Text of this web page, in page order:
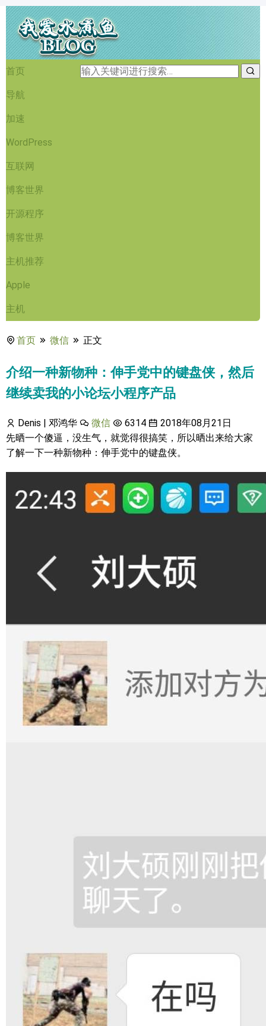
首页
导航
加速
WordPress
互联网
博客世界
开源程序
博客世界
主机推荐
Apple
主机
首页 微信 正文
介绍一种新物种：伸手党中的键盘侠，然后
继续卖我的小论坛小程序产品
Denis | 邓鸿华 微信 6314
2018年08月21日
先晒一个傻逼，没生气，就觉得很搞笑，所以晒出来给大家
了解一下一种新物种：伸手党中的键盘侠。